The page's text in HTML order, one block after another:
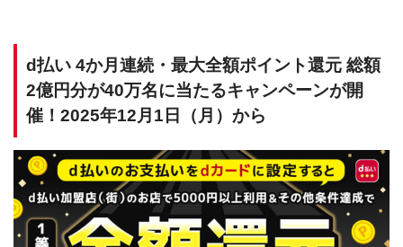
d払い 4か月連続・最大全額ポイント還元 総額
2億円分が40万名に当たるキャンペーンが開
催！2025年12月1日（月）から